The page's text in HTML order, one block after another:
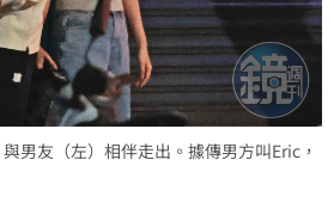
男友（左）相伴走出。據傳男方叫Eric，